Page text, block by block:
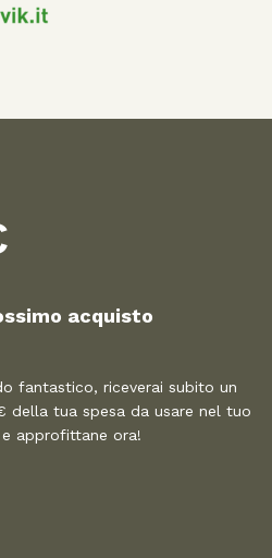
acquisto​
fantastico, riceverai subito un
della tua spesa da usare nel tuo
approfittane ora!